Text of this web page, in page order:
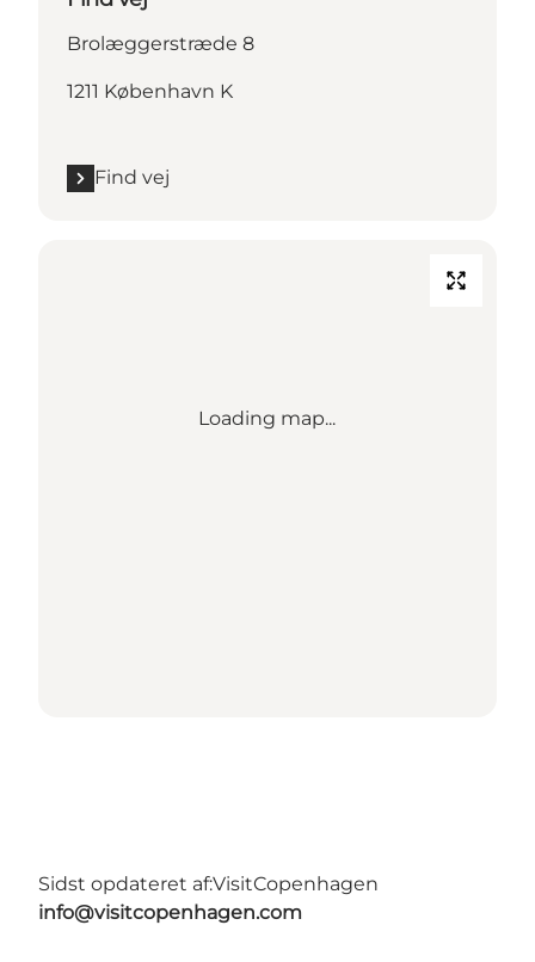
Brolæggerstræde 8
1211 København K
Find vej
Loading map...
Sidst opdateret af:VisitCopenhagen
info@visitcopenhagen.com